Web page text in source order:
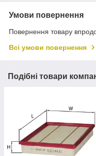
Умови повернення
Повернення товару
Всі умови повернення
Подібні товари